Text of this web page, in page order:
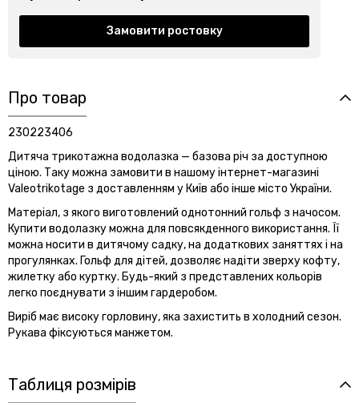
Замовити ростовку
Про товар
230223406
Дитяча трикотажна водолазка — базова річ за доступною
ціною. Таку можна замовити в нашому інтернет-магазині
Valeotrikotage з доставленням у Київ або інше місто України.
Матеріал, з якого виготовлений однотонний гольф з начосом.
Купити водолазку можна для повсякденного використання. Її
можна носити в дитячому садку, на додаткових заняттях і на
прогулянках. Гольф для дітей, дозволяє надіти зверху кофту,
жилетку або куртку. Будь-який з представлених кольорів
легко поєднувати з іншим гардеробом.
Виріб має високу горловину, яка захистить в холодний сезон.
Рукава фіксуються манжетом.
Таблиця розмірів